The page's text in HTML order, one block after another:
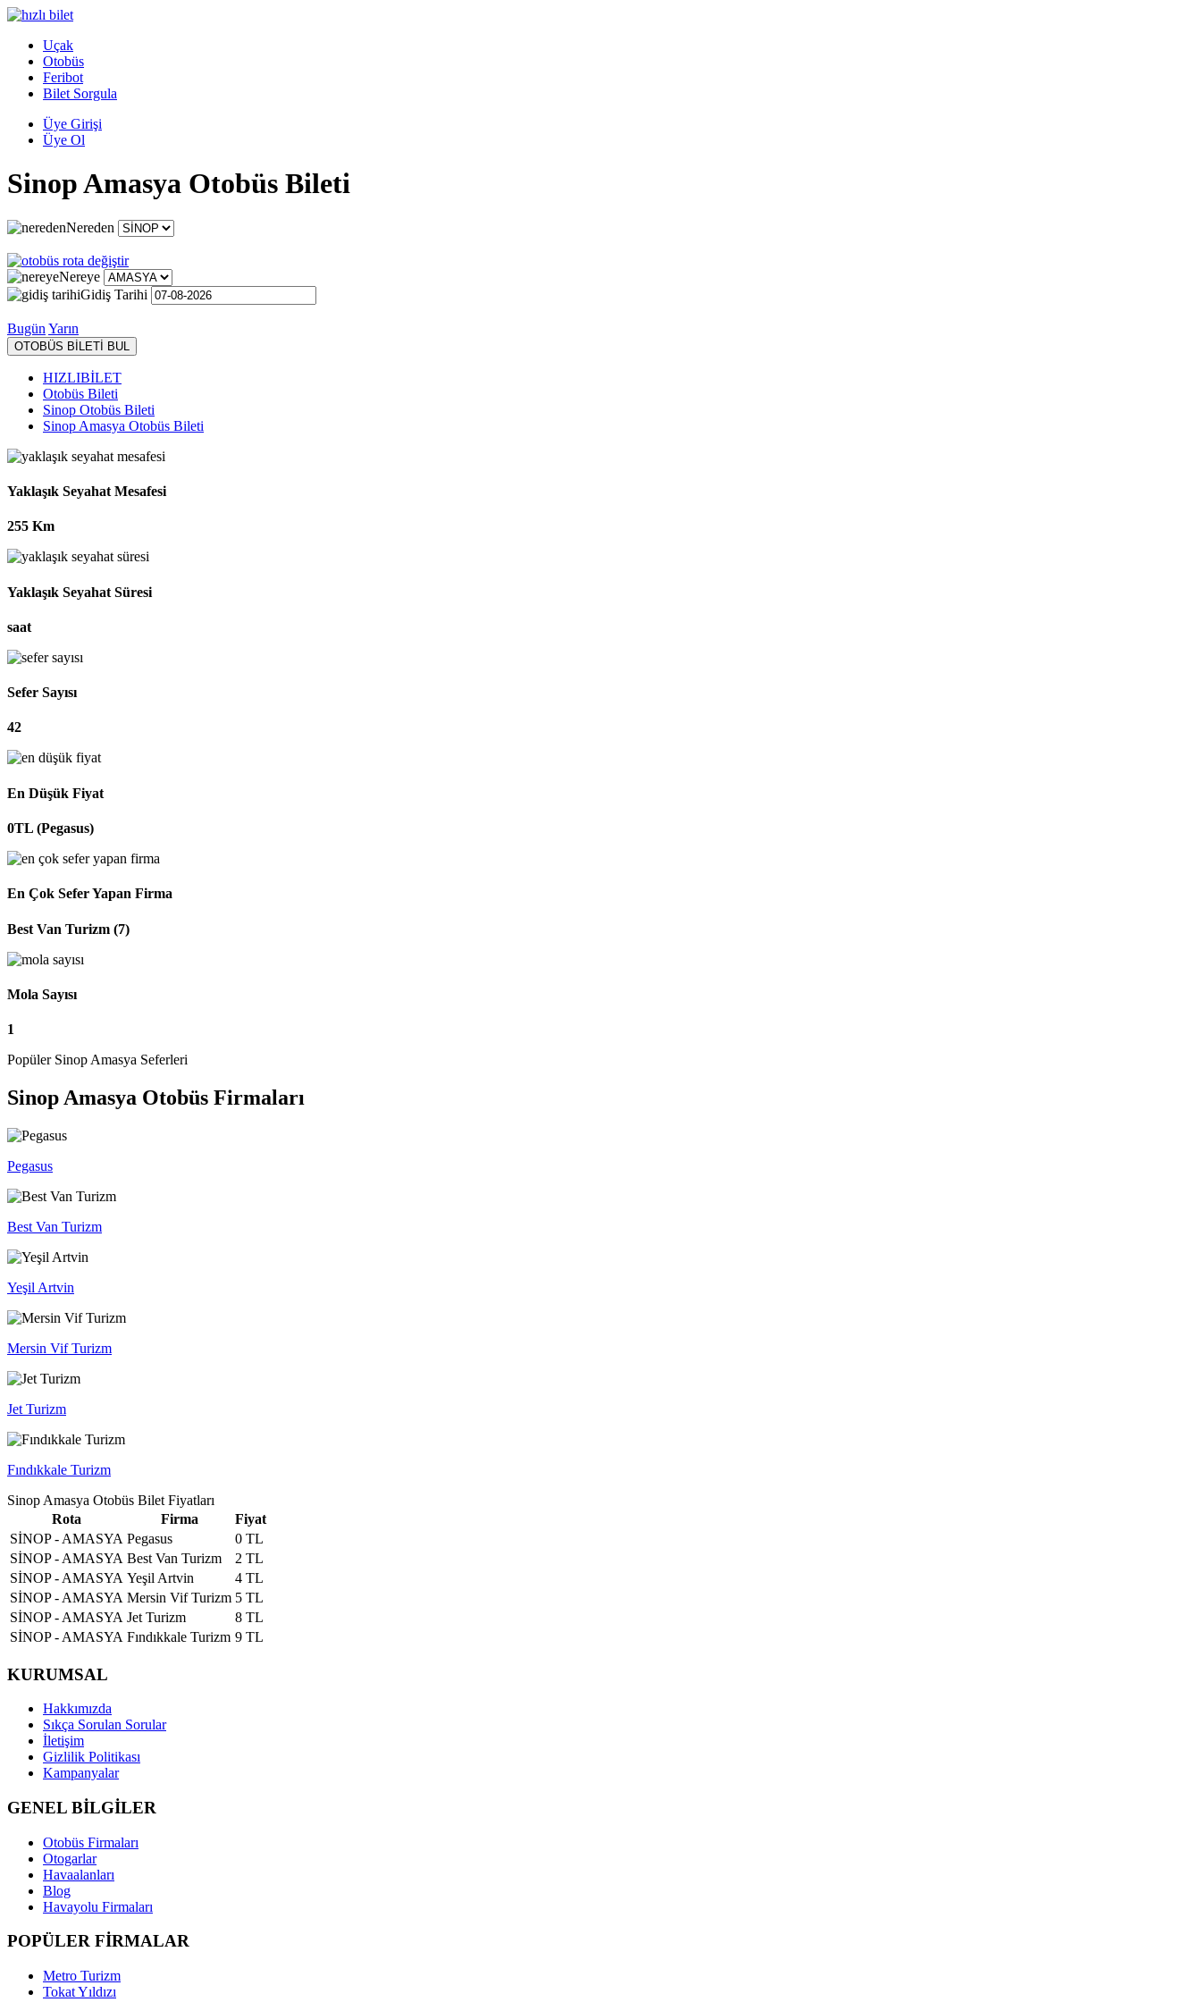
Uçak
Otobüs
Feribot
Bilet Sorgula
Üye Girişi
Üye Ol
Sinop Amasya Otobüs Bileti
Nereden
Nereye
Gidiş Tarihi
Bugün Yarın
OTOBÜS BİLETİ BUL
HIZLIBİLET
Otobüs Bileti
Sinop Otobüs Bileti
Sinop Amasya Otobüs Bileti
Yaklaşık Seyahat Mesafesi
255 Km
Yaklaşık Seyahat Süresi
saat
Sefer Sayısı
42
En Düşük Fiyat
0TL (Pegasus)
En Çok Sefer Yapan Firma
Best Van Turizm (7)
Mola Sayısı
1
Popüler Sinop Amasya Seferleri
Sinop Amasya Otobüs Firmaları
Pegasus
Best Van Turizm
Yeşil Artvin
Mersin Vif Turizm
Jet Turizm
Fındıkkale Turizm
Sinop Amasya Otobüs Bilet Fiyatları
Rota
Firma
Fiyat
SİNOP - AMASYA Pegasus
0 TL
SİNOP - AMASYA Best Van Turizm
2 TL
SİNOP - AMASYA Yeşil Artvin
4 TL
SİNOP - AMASYA Mersin Vif Turizm 5 TL
SİNOP - AMASYA Jet Turizm
8 TL
SİNOP - AMASYA Fındıkkale Turizm 9 TL
KURUMSAL
Hakkımızda
Sıkça Sorulan Sorular
İletişim
Gizlilik Politikası
Kampanyalar
GENEL BİLGİLER
Otobüs Firmaları
Otogarlar
Havaalanları
Blog
Havayolu Firmaları
POPÜLER FİRMALAR
Metro Turizm
Tokat Yıldızı